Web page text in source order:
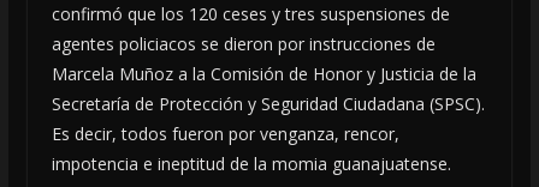
confirmó que los 120 ceses y tres suspensiones de
agentes policiacos se dieron por instrucciones de
Marcela Muñoz a la Comisión de Honor y Justicia de la
Secretaría de Protección y Seguridad Ciudadana (SPSC).
Es decir, todos fueron por venganza, rencor,
impotencia e ineptitud de la momia guanajuatense.